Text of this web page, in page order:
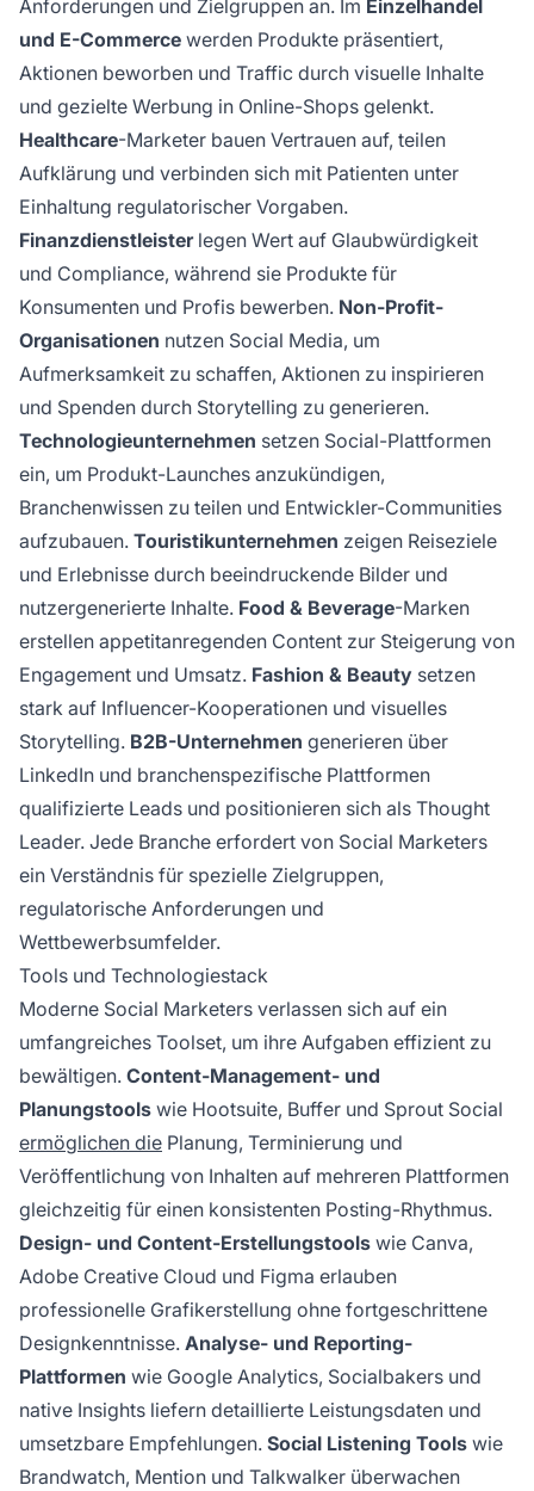
Anforderungen und Zielgruppen an. Im Einzelhandel
und E-Commerce werden Produkte präsentiert,
Aktionen beworben und Traffic durch visuelle Inhalte
und gezielte Werbung in Online-Shops gelenkt.
Healthcare-Marketer bauen Vertrauen auf, teilen
Aufklärung und verbinden sich mit Patienten unter
Einhaltung regulatorischer Vorgaben.
Finanzdienstleisterlegen Wert auf Glaubwürdigkeit
und Compliance, während sie Produkte für
Konsumenten und Profis bewerben. Non-Profit-
Organisationen nutzen Social Media, um
Aufmerksamkeit zu schaffen, Aktionen zu inspirieren
und Spenden durch Storytelling zu generieren.
Technologieunternehmen setzen Social-Plattformen
ein, um Produkt-Launches anzukündigen,
Branchenwissen zu teilen und Entwickler-Communities
aufzubauen. Touristikunternehmen zeigen Reiseziele
und Erlebnisse durch beeindruckende Bilder und
nutzergenerierte Inhalte. Food & Beverage-Marken
erstellen appetitanregenden Content zur Steigerung von
Engagement und Umsatz. Fashion & Beauty setzen
stark auf Influencer-Kooperationen und visuelles
Storytelling. B2B-Unternehmen generieren über
LinkedIn und branchenspezifische Plattformen
qualifizierte Leads und positionieren sich als Thought
Leader. Jede Branche erfordert von Social Marketers
ein Verständnis für spezielle Zielgruppen,
regulatorische Anforderungen und
Wettbewerbsumfelder.
Tools und Technologiestack
Moderne Social Marketers verlassen sich auf ein
umfangreiches Toolset, um ihre Aufgaben effizient zu
bewältigen. Content-Management- und
Planungstools wie Hootsuite, Buffer und Sprout Social
ermöglichen die Planung, Terminierung und
Veröffentlichung von Inhalten auf mehreren Plattformen
gleichzeitig für einen konsistenten Posting-Rhythmus.
Design- und Content-Erstellungstools wie Canva,
Adobe Creative Cloud und Figma erlauben
professionelle Grafikerstellung ohne fortgeschrittene
Designkenntnisse. Analyse- und Reporting-
Plattformen wie Google Analytics, Socialbakers und
native Insights liefern detaillierte Leistungsdaten und
umsetzbare Empfehlungen. Social Listening Tools wie
Brandwatch, Mention und Talkwalker überwachen